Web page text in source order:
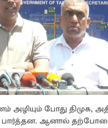
அழியும் போது திமுக,
பார்த்தன. ஆனால்